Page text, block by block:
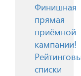
Финишная
прямая
приёмной
кампании!
списки